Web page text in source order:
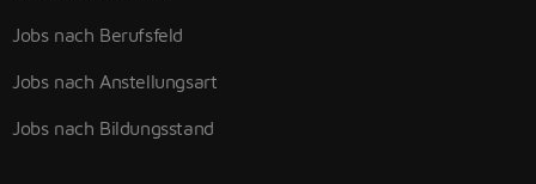
Jobs nach Berufsfeld
Jobs nach Anstellungsart
Jobs nach Bildungsstand